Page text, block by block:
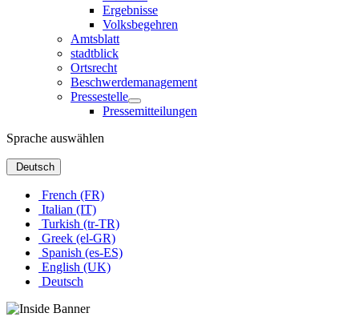
Ergebnisse
Volksbegehren
Amtsblatt
stadtblick
Ortsrecht
Beschwerdemanagement
Pressestelle
Pressemitteilungen
Sprache auswählen
Deutsch
French (FR)
Italian (IT)
Turkish (tr-TR)
Greek (el-GR)
Spanish (es-ES)
English (UK)
Deutsch